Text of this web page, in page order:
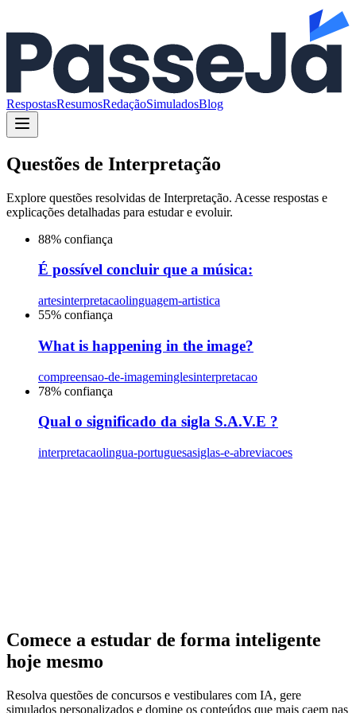
RespostasResumosRedaçãoSimuladosBlog
Questões de Interpretação
Explore questões resolvidas de Interpretação. Acesse respostas e
explicações detalhadas para estudar e evoluir.
88% confiança
É possível concluir que a música:
artesinterpretacaolinguagem-artistica
55% confiança
What is happening in the image?
compreensao-de-imageminglesinterpretacao
78% confiança
Qual o significado da sigla S.A.V.E ?
interpretacaolingua-portuguesasiglas-e-abreviacoes
Comece a estudar de forma inteligente
hoje mesmo
Resolva questões de concursos e vestibulares com IA, gere
simulados personalizados e domine os conteúdos que mais caem nas